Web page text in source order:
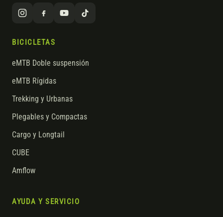
BICICLETAS
eMTB Doble suspensión
eMTB Rígidas
Trekking y Urbanas
Plegables y Compactas
Cargo y Longtail
CUBE
Amflow
AYUDA Y SERVICIO